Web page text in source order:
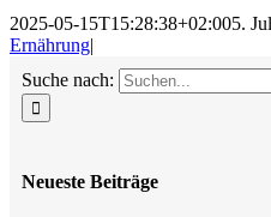
2025-05-15T15:28:38+02:005.
Ernährung|
Suche nach:
Neueste Beiträge